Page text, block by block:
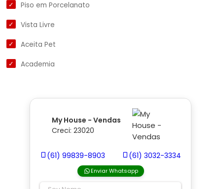
Piso em Porcelanato
Vista Livre
Aceita Pet
Academia
My House - Vendas
Creci: 23020
(61) 99839-8903 (61) 3032-3334
Enviar Whatsapp